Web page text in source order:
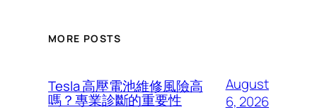
MORE POSTS
Tesla 高壓電池維修風險高
嗎？專業診斷的重要性
August
6, 2026